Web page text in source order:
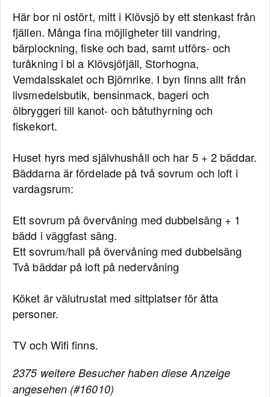
Här bor ni ostört, mitt i Klövsjö by ett stenkast från
fjällen. Många fina möjligheter till vandring,
bärplockning, fiske och bad, samt utförs- och
turåkning i bl a Klövsjöfjäll, Storhogna,
Vemdalsskalet och Björnrike. I byn finns allt från
livsmedelsbutik, bensinmack, bageri och
ölbryggeri till kanot- och båtuthyrning och
fiskekort.
Huset hyrs med självhushåll och har 5 + 2 bäddar.
Bäddarna är fördelade på två sovrum och loft i
vardagsrum:
Ett sovrum på övervåning med dubbelsäng + 1
bädd i väggfast säng.
Ett sovrum/hall på övervåning med dubbelsäng
Två bäddar på loft på nedervåning
Köket är välutrustat med sittplatser för åtta
personer.
TV och Wifi finns.
2375 weitere Besucher haben diese Anzeige
angesehen (#16010)